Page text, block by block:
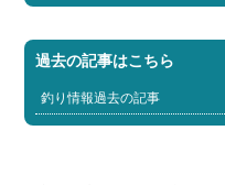
過去の記事はこちら
釣り情報過去の記事